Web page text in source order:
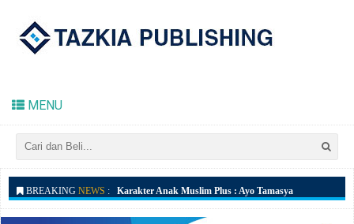
MENU
BREAKING NEWS :
Karakter Anak Muslim Plus : Ayo Tamasya
Karakter Anak Muslim Plus : Cinta Kebersihan